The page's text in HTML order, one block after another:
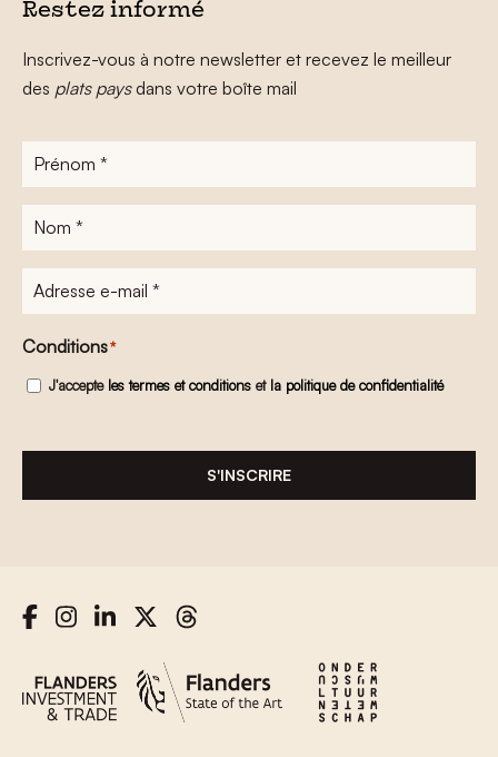
Restez informé
Inscrivez-vous à notre newsletter et recevez le meilleur
des plats paysdans votre boîte mail
Prénom
Nom
Adresse
e-
mail*
Conditions*
J'accepte les termes et conditions et la politique de confidentialité
S'INSCRIRE